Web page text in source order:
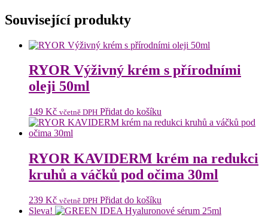
Související produkty
RYOR Výživný krém s přírodními
oleji 50ml
149 Kč včetně DPH Přidat do košíku
RYOR KAVIDERM krém na redukci
kruhů a váčků pod očima 30ml
239 Kč včetně DPH Přidat do košíku
Sleva!